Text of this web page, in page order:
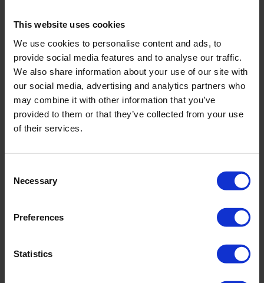
This website uses cookies
We use cookies to personalise content and ads, to
provide social media features and to analyse our traffic.
We also share information about your use of our site with
our social media, advertising and analytics partners who
may combine it with other information that you’ve
provided to them or that they’ve collected from your use
of their services.
Selection
Necessary
Preferences
Statistics
Oppervlakte afschuif apparaat
Eenvoudige handmatige bediening
Nauwkeurige meetmethode, digitale uitlezer